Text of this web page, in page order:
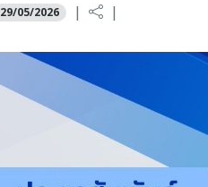
29/05/2026 | |